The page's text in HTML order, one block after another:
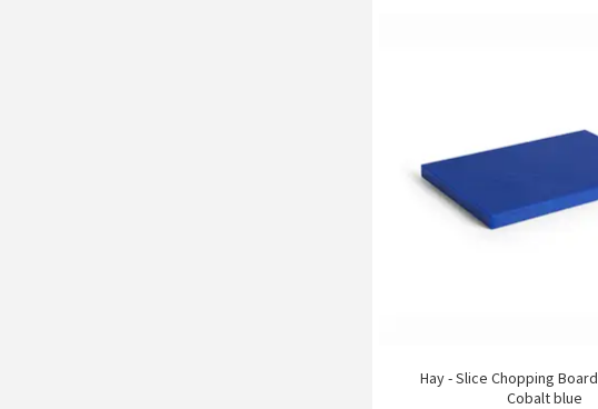
Hay - Slice Chopping
Cobalt blue